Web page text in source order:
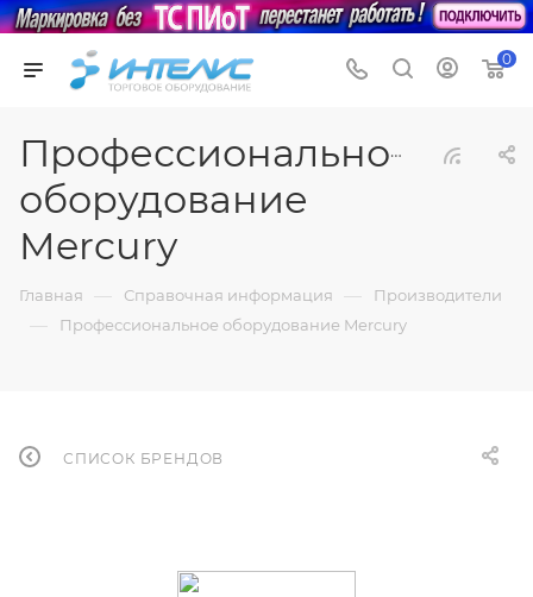
0
Профессиональное
оборудование
Mercury
Главная — Справочная информация — Производители
— Профессиональное оборудование Mercury
СПИСОК БРЕНДОВ